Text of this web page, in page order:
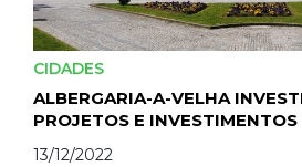
CIDADES
ALBERGARIA-A-VELHA
PROJETOS E
13/12/2022